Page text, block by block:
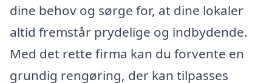
dine behov og sørge for, at dine lokaler
altid fremstår prydelige og indbydende.
Med det rette firma kan du forvente en
grundig rengøring, der kan tilpasses